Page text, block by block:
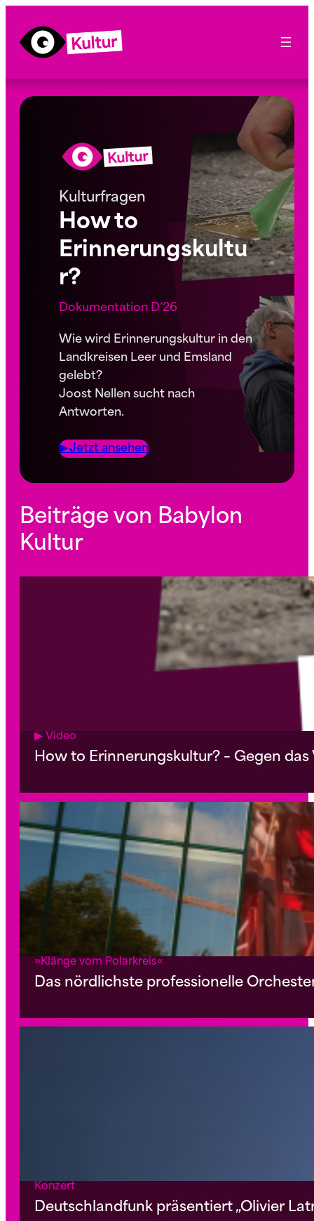
Kulturfragen
How to
Erinnerungskultu
r?
Dokumentation D’26
Wie wird Erinnerungskultur in den
Landkreisen Leer und Emsland
gelebt?
Joost Nellen sucht nach
Antworten.
▶︎ Jetzt ansehen
Beiträge von Babylon
Kultur
▶︎ Video
How to Erinnerungskultur? – Gegen
»Klänge vom Polarkreis«
Das nördlichste professionelle
Konzert
Deutschlandfunk präsentiert „Olivier